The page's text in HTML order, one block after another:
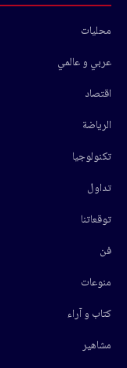
محليات
عربي و عالمي
اقتصاد
الرياضة
تكنولوجيا
تداول
توقعاتنا
فن
منوعات
كتاب و آراء
مشاهير